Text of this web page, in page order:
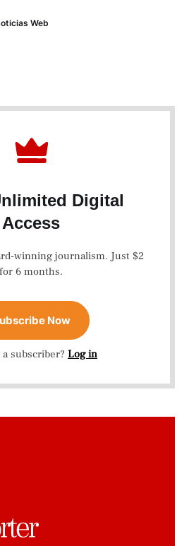
Web
Digital
Access
winning journalism. Just $2
for 6 months.
Now
subscriber? Log in